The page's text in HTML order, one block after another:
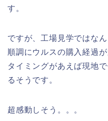
す。
ですが、工場見学ではな
順調にウルスの購入経過
タイミングがあえば現地
るそうです。
超感動しそう。。。